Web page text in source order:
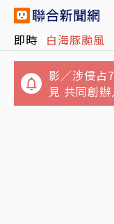
即時 白海豚颱風
影／涉侵占
見 共同創